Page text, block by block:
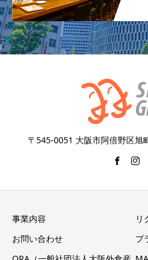
〒545-0051 大阪市阿倍野区旭
事業内容
リ
お問い合わせ
プ